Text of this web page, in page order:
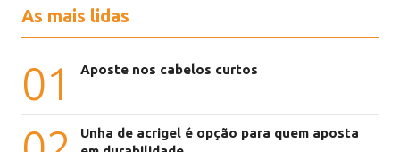
As mais lidas
01 Aposte nos cabelos curtos
Unha de acrigel é opção para quem aposta